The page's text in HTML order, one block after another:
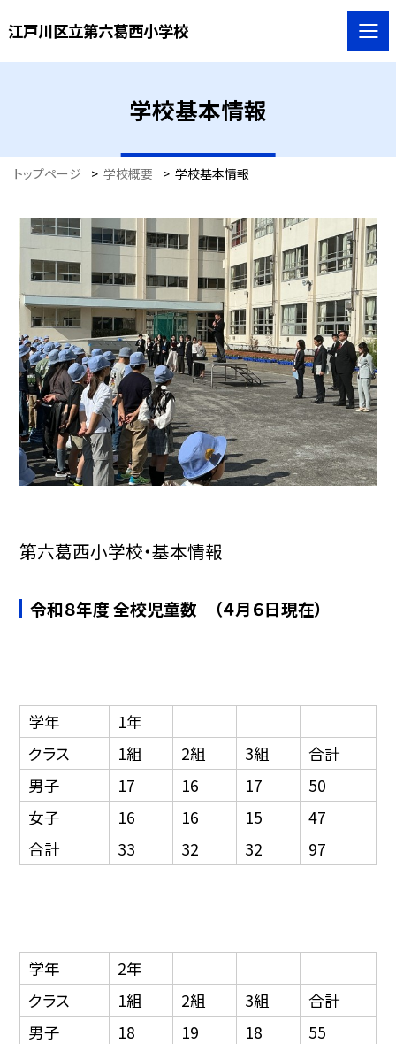
江戸川区立第六葛西小学校
学校基本情報
トップページ > 学校概要 > 学校基本情報
第六葛西小学校・基本情報
令和８年度 全校児童数 （４月６日現在）
学年
1年
クラス
1組 2組 3組
合計
男子
17 16 17
50
女子
16 16 15
47
合計
33 32 32 97
学年
2年
クラス
1組 2組 3組
合計
男子
18 19 18
55